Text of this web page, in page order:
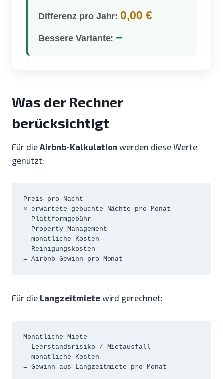
Differenz pro Jahr: 0,00 €
Bessere Variante: –
Was der Rechner
berücksichtigt
Für die Airbnb-Kalkulation werden diese Werte
genutzt:
Preis pro Nacht
× erwartete gebuchte Nächte pro Monat
- Plattformgebühr
- Property Management
- monatliche Kosten
- Reinigungskosten
= Airbnb-Gewinn pro Monat
Für die Langzeitmiete wird gerechnet:
Monatliche Miete
- Leerstandsrisiko / Mietausfall
- monatliche Kosten
= Gewinn aus Langzeitmiete pro Monat